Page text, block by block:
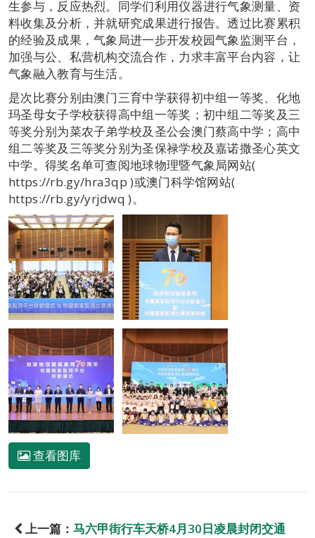
生参与，反应热烈。同学们利用仪器进行气象测量、资
料收集及分析，并就研究成果进行报告。透过比赛累积
的经验及成果，气象局进一步开发校园气象监测平台，
加强与公、私营机构交流合作，力求丰富平台内容，让
气象融入教育与生活。
是次比赛分别由澳门三育中学获得初中组一等奖、化地
玛圣母女子学校获得高中组一等奖；初中组二等奖及三
等奖分别为菜农子弟学校及圣公会澳门蔡高中学；高中
组二等奖及三等奖分别为圣保禄学校及嘉诺撒圣心英文
中学。得奖名单可查阅地球物理暨气象局网站(
https://rb.gy/hra3qp )或澳门科学馆网站(
https://rb.gy/yrjdwq )。
查看图库
上一篇： 马六甲街行车天桥4月30日凌晨封闭交通